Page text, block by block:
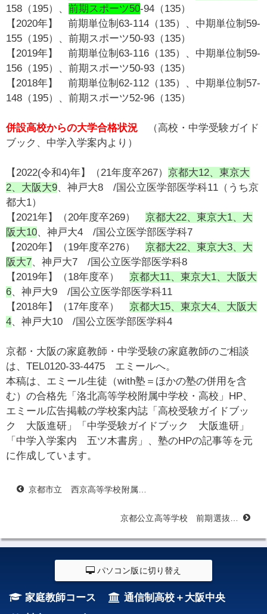
158（195）、 前期スポーツ50-94（135）
【2020年】 前期単位制63-114（135）、中期単位制59-
155（195）、前期スポーツ50-93（135）
【2019年】 前期単位制63-116（135）、中期単位制59-
156（195）、前期スポーツ50-93（135）
【2018年】 前期単位制62-112（135）、中期単位制57-
148（195）、前期スポーツ52-96（135）
併設高校からの大学合格状況 （高校・中学受験ガイド
ブック、中学入学案内より）
【2022(令和4)年】（21年度卒267） 京都大12、東京大
2、大阪大9、神戸大8 /国公立医学部医学科11（うち京
都大1）
【2021年】（20年度卒269） 京都大22、東京大1、大
阪大10、神戸大4 /国公立医学部医学科7
【2020年】（19年度卒276） 京都大22、東京大3、大
阪大7、神戸大7 /国公立医学部医学科8
【2019年】（18年度卒） 京都大11、東京大1、大阪大
6、神戸大9 /国公立医学部医学科11
【2018年】（17年度卒） 京都大15、東京大4、大阪大
4、神戸大10 /国公立医学部医学科4
京都・大阪の家庭教師・中学受験の家庭教師のご相談
は、TEL0120-33-4475 エミールへ。
本稿は、エミール生徒（with塾＝ほかの塾の併用を含
む）の合格先「洛北高等学校附属中学校・高校」HP、
エミール広告掲載の学校案内誌「高校受験ガイドブッ
ク 大阪進研」「中学受験ガイドブック 大阪進研」
「中学入学案内 五ツ木書房」、塾のHPの記事等を元
に作成しています。
京都市立 西京高等学校附属中学校・高校 受験.家庭教師エミールwith塾
パソコン版に切り替え
家庭教師コース
通信制高校＋大阪中央